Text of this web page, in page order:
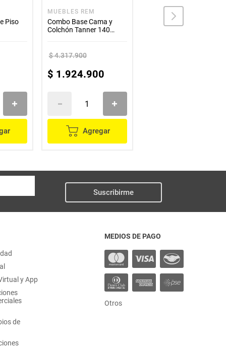
Piso
MUEBLES REM
Combo Base Cama y
Colchón Tanner 140
$4.317.900
$ 1.924.900
Agregar
MUEBLES REM
Espaldar Kaser de colgar
Suscribirme
y App
de
MEDIOS DE PAGO
Otros